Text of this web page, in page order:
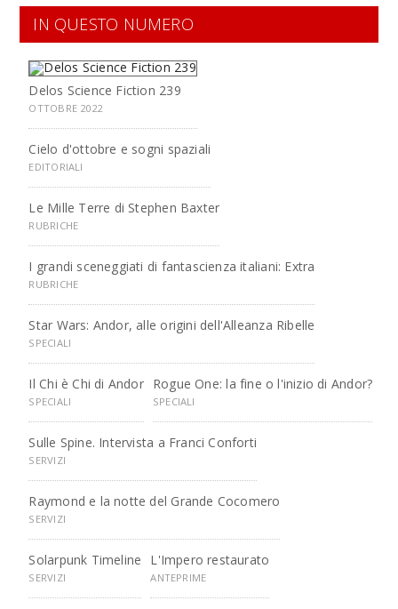
IN QUESTO NUMERO
Delos Science Fiction 239
OTTOBRE 2022
Cielo d'ottobre e sogni spaziali
EDITORIALI
Le Mille Terre di Stephen Baxter
RUBRICHE
I grandi sceneggiati di fantascienza italiani: Extra
RUBRICHE
Star Wars: Andor, alle origini dell'Alleanza Ribelle
SPECIALI
Il Chi è Chi di Andor
SPECIALI
Rogue One: la fine o l'inizio di Andor?
SPECIALI
Sulle Spine. Intervista a Franci Conforti
SERVIZI
Raymond e la notte del Grande Cocomero
SERVIZI
Solarpunk Timeline
SERVIZI
L'Impero restaurato
ANTEPRIME